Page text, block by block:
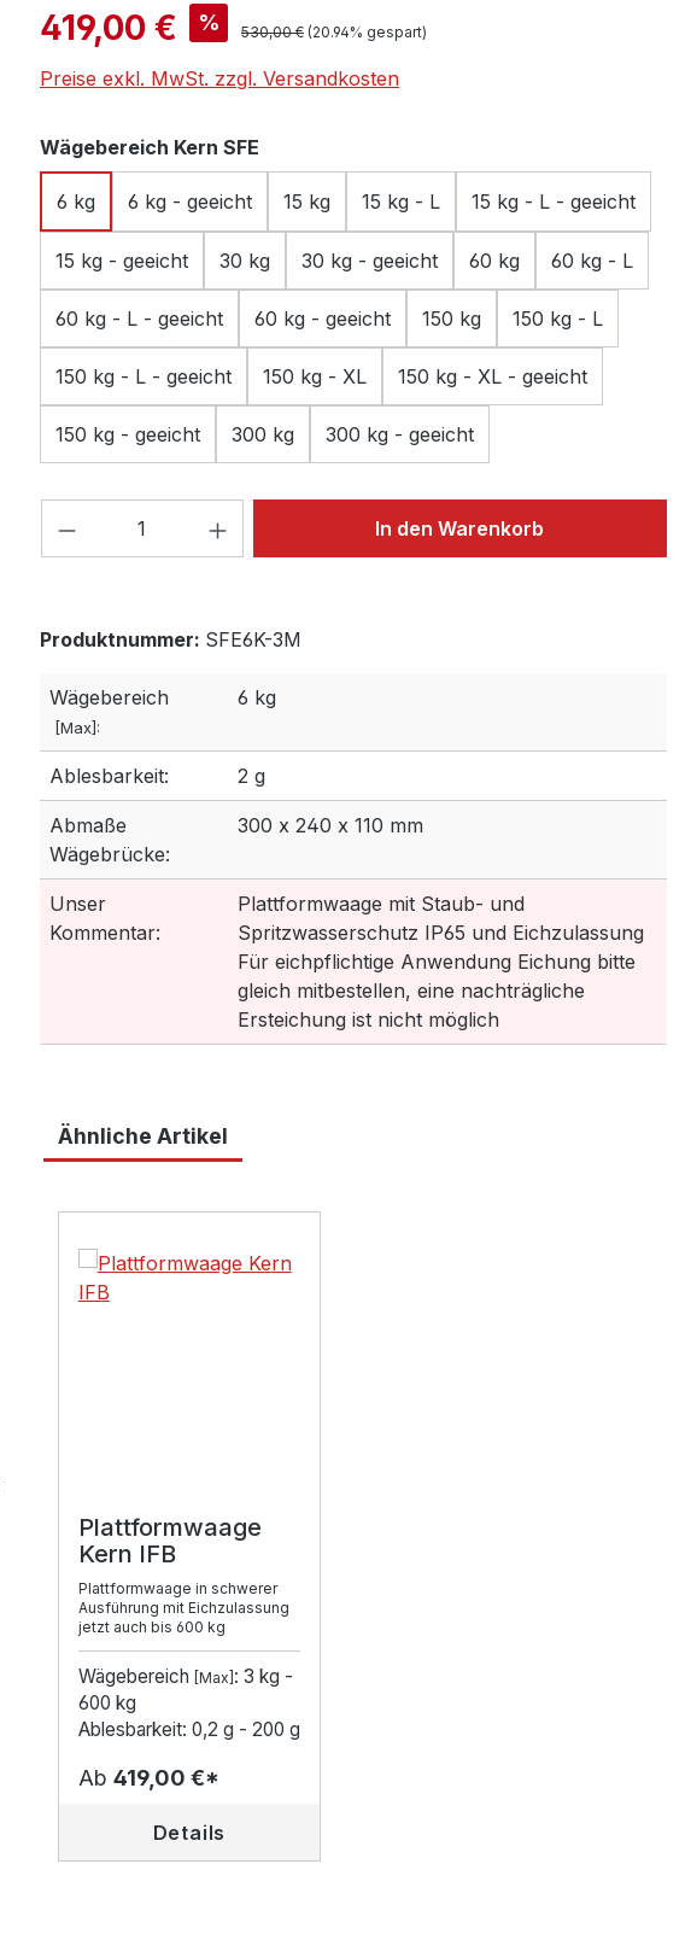
Verkaufspreis:
419,00 € % Regulärer Preis:
530,00 € (20.94% gespart)
Preise exkl. MwSt. zzgl. Versandkosten
Wägebereich Kern SFE
6 kg 6 kg - geeicht 15 kg 15 kg - L 15 kg - L - geeicht
15 kg - geeicht 30 kg 30 kg - geeicht 60 kg 60 kg - L
60 kg - L - geeicht 60 kg - geeicht 150 kg 150 kg - L
150 kg - L - geeicht 150 kg - XL 150 kg - XL - geeicht
150 kg - geeicht 300 kg 300 kg - geeicht
Produkt Anzahl: Gib den gewünschten Wert
In den Warenkorb
Produktnummer: SFE6K-3M
Wägebereich
[Max]:
6 kg
Ablesbarkeit: 2 g
Abmaße
Wägebrücke:
300 x 240 x 110 mm
Unser
Kommentar:
Plattformwaage mit Staub- und
Spritzwasserschutz IP65 und Eichzulassung
Für eichpflichtige Anwendung Eichung bitte
gleich mitbestellen, eine nachträgliche
Ersteichung ist nicht möglich
Ähnliche Artikel
Plattformwaage
Kern IFB
Plattformwaage in schwerer
Ausführung mit Eichzulassung
jetzt auch bis 600 kg
Wägebereich [Max] : 3 kg -
600 kg
Ablesbarkeit: 0,2 g - 200 g
Ab 419,00 €*
Details